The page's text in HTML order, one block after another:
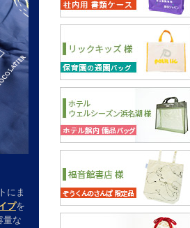
にま
プを
量な